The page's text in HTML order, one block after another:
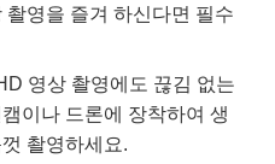
영을 즐겨 하신다면 필수
영상 촬영에도 끊김 없는
이나 드론에 장착하여 생
촬영하세요.